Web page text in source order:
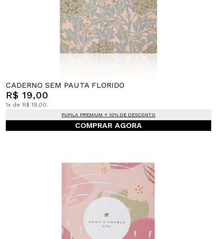
CADERNO SEM PAUTA FLORIDO
R$ 19,00
1x de R$ 19,00.
PUPILA PREMIUM + 10% DE DESCONTO
COMPRAR AGORA